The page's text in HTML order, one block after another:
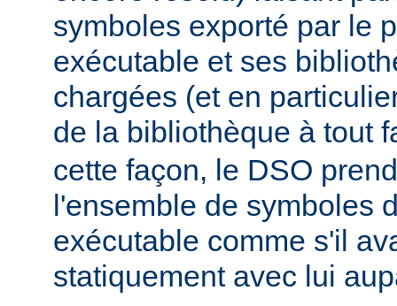
symboles exporté par le
exécutable et ses
chargées (et en
de la bibliothèque à tout
cette façon, le DSO
l'ensemble de symboles
exécutable comme s'il
statiquement avec lui